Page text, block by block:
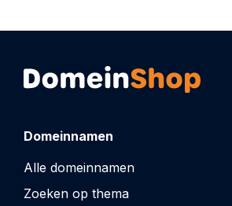
Domeinnamen
Alle domeinnamen
Zoeken op thema